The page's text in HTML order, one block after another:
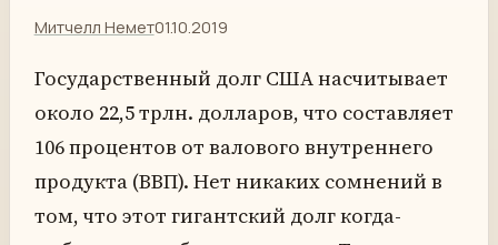
Митчелл Немет01.10.2019
Государственный долг США насчитывает
около 22,5 трлн. долларов, что составляет
106 процентов от валового внутреннего
продукта (ВВП). Нет никаких сомнений в
том, что этот гигантский долг когда-